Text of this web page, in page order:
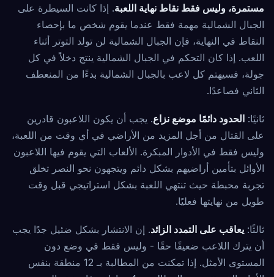
مستمرة، وليس فقط نقاط نهاية اللعبة. إذا كانت السيطرة على
الجبال الشمالية مهمة فقط عندما يقوم شخص ما بإحصاء
النقاط في النهاية، فإن الجبال الشمالية لن تولد التوتر أثناء
اللعب. إذا كان التحكم في الجبال الشمالية ينتج دخلاً في كل
جولة، فسيهتم كل لاعب بالجبال الشمالية بدءًا من المنعطف
الثاني فصاعدًا.
ثانيًا: الحدود دائمًا موضع نزاع. يجب أن يكون اللاعبون قادرين
على القتال من أجل المزيد من الأراضي في أي وقت من اللعبة،
وليس فقط في الأدوار المبكرة. الألعاب التي يقوم فيها اللاعبون
الأوائل بتأمين أراضيهم بشكل دائم ويتجهون نحو النصر تخلق
تجربة محبطة حيث تنتهي اللعبة بشكل استراتيجي قبل وقت
طويل من نهايتها فعليًا.
ثالثًا: يعاقب على التمدد الزائد. إن الانتشار بشكل ضئيل جدًا يجب
أن يترك اللاعب ضعيفًا حقًا - وليس فقط في وضع دون
المستوى الأمثل. إذا تمكنت من المطالبة بـ 12 منطقة بنفس